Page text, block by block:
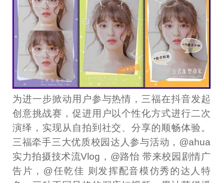
为进一步掀动用户参与热情，三福在抖音发起
创意挑战赛，促进用户以个性化方式进行二次
演绎，实现从自拍到社交、分享的顺畅体验。
三福牵手三大优质校园达人参与活动，@ahua
实力拍摄技术流Vlog，@路怡 带来校园剧情广
告片，@任乾佳 则发挥配音模仿秀的达人特